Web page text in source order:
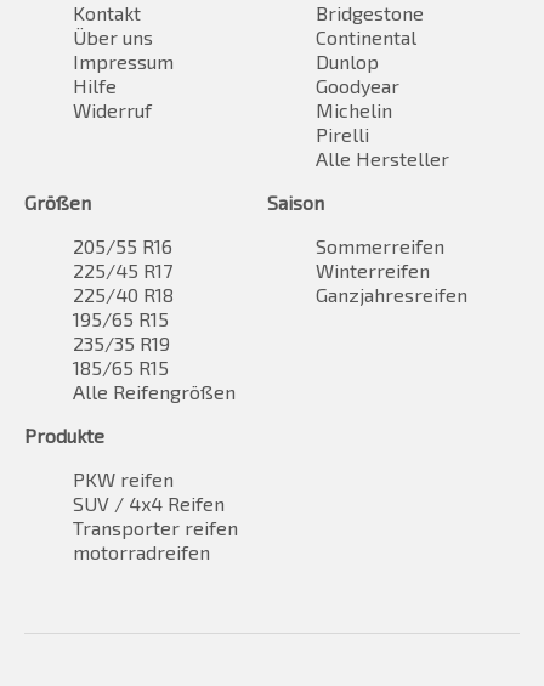
Kontakt
Über uns
Impressum
Hilfe
Widerruf
Bridgestone
Continental
Dunlop
Goodyear
Michelin
Pirelli
Alle Hersteller
Größen
205/55 R16
225/45 R17
225/40 R18
195/65 R15
235/35 R19
185/65 R15
Alle Reifengrößen
Saison
Sommerreifen
Winterreifen
Ganzjahresreifen
Produkte
PKW reifen
SUV / 4x4 Reifen
Transporter reifen
motorradreifen